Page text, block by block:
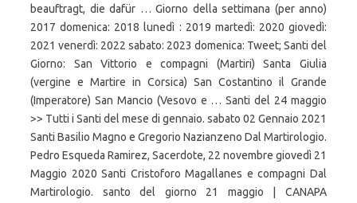
beauftragt, die dafür … Giorno della settimana (per anno)
2017 domenica: 2018 lunedì : 2019 martedì: 2020 giovedì:
2021 venerdì: 2022 sabato: 2023 domenica: Tweet; Santi del
Giorno: San Vittorio e compagni (Martiri) Santa Giulia
(vergine e Martire in Corsica) San Costantino il Grande
(Imperatore) San Mancio (Vesovo e … Santi del 24 maggio
>> Tutti i Santi del mese di gennaio. sabato 02 Gennaio 2021
Santi Basilio Magno e Gregorio Nazianzeno Dal Martirologio.
Pedro Esqueda Ramirez, Sacerdote, 22 novembre giovedì 21
Maggio 2020 Santi Cristoforo Magallanes e compagni Dal
Martirologio. santo del giorno 21 maggio | CANAPA